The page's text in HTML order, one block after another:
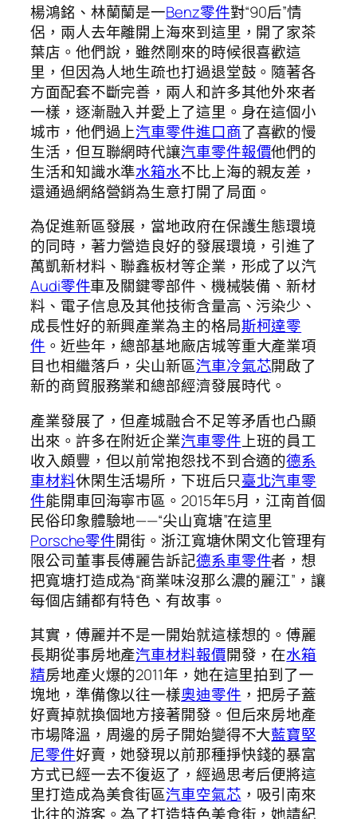
楊鴻銘、林蘭蘭是一Benz零件對“90后”情
侶，兩人去年離開上海來到這里，開了家茶
葉店。他們說，雖然剛來的時候很喜歡這
里，但因為人地生疏也打過退堂鼓。隨著各
方面配套不斷完善，兩人和許多其他外來者
一樣，逐漸融入并愛上了這里。身在這個小
城市，他們過上汽車零件進口商了喜歡的慢
生活，但互聯網時代讓汽車零件報價他們的
生活和知識水準水箱水不比上海的親友差，
還通過網絡營銷為生意打開了局面。
為促進新區發展，當地政府在保護生態環境
的同時，著力營造良好的發展環境，引進了
萬凱新材料、聯鑫板材等企業，形成了以汽
Audi零件車及關鍵零部件、機械裝備、新材
料、電子信息及其他技術含量高、污染少、
成長性好的新興產業為主的格局斯柯達零
件 。近些年，總部基地廠店城等重大產業項
目也相繼落戶，尖山新區汽車冷氣芯開啟了
新的商貿服務業和總部經濟發展時代。
產業發展了，但產城融合不足等矛盾也凸顯
出來。許多在附近企業汽車零件上班的員工
收入頗豐，但以前常抱怨找不到合適的德系
車材料休閑生活場所，下班后只臺北汽車零
件能開車回海寧市區。2015年5月，江南首個
民俗印象體驗地——“尖山寬塘”在這里
Porsche零件開街。浙江寬塘休閑文化管理有
限公司董事長傅麗告訴記德系車零件者，想
把寬塘打造成為“商業味沒那么濃的麗江”，讓
每個店鋪都有特色、有故事。
其實，傅麗并不是一開始就這樣想的。傅麗
長期從事房地產汽車材料報價開發，在水箱
精房地產火爆的2011年，她在這里拍到了一
塊地，準備像以往一樣奧迪零件 ，把房子蓋
好賣掉就換個地方接著開發。但后來房地產
市場降溫，周邊的房子開始變得不大藍寶堅
尼零件好賣，她發現以前那種掙快錢的暴富
方式已經一去不復返了，經過思考后便將這
里打造成為美食街區汽車空氣芯 ，吸引南來
北往的游客。為了打造特色美食街，她請紀